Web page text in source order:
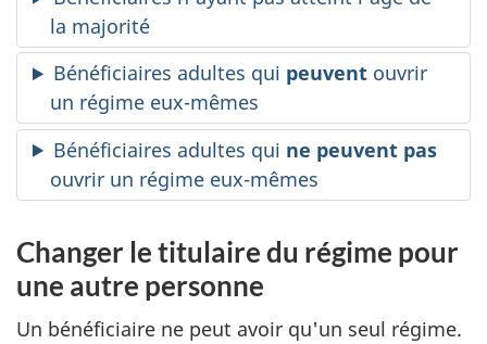
la majorité
Bénéficiaires adultes qui peuvent ouvrir
un régime eux-mêmes
Bénéficiaires adultes qui ne peuvent pas
ouvrir un régime eux-mêmes
Changer le titulaire du régime pour
une autre personne
Un bénéficiaire ne peut avoir qu'un seul régime.